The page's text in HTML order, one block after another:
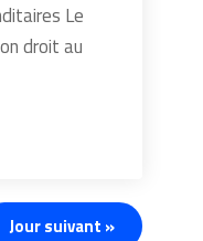
Le
droit au
Jour suivant »